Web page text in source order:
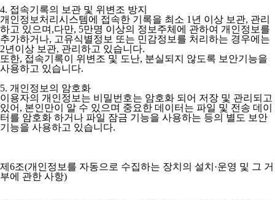
4. 접속기록의 보관 및 위변조 방지
개인정보처리시스템에 접속한 기록을 최소 1년 이상 보관, 관리
하고 있으며,다만, 5만명 이상의 정보주체에 관하여 개인정보를
추가하거나, 고유식별정보 또는 민감정보를 처리하는 경우에는
2년이상 보관, 관리하고 있습니다.
또한, 접속기록이 위변조 및 도난, 분실되지 않도록 보안기능을
사용하고 있습니다.
5. 개인정보의 암호화
이용자의 개인정보는 비밀번호는 암호화 되어 저장 및 관리되고
있어, 본인만이 알 수 있으며 중요한 데이터는 파일 및 전송 데이
터를 암호화 하거나 파일 잠금 기능을 사용하는 등의 별도 보안
기능을 사용하고 있습니다.
제6조(개인정보를 자동으로 수집하는 장치의 설치·운영 및 그 거
부에 관한 사항)